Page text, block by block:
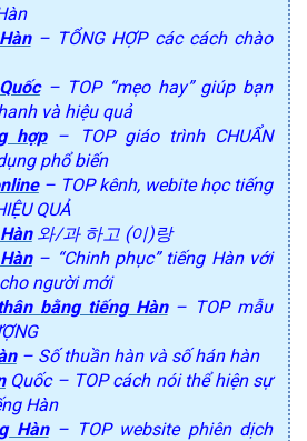
– TỔNG HỢP các cách chào
– TOP “mẹo hay” giúp bạn
và hiệu quả
hợp– TOP giáo trình CHUẨN
phổ biến
– TOP kênh, webite học tiếng
QUẢ
와/과 하고 (이)랑
– “Chinh phục” tiếng Hàn với
người mới
bằng tiếng Hàn– TOP mẫu
– Số thuần hàn và số hán hàn
Quốc – TOP cách nói thể hiện sự
Hàn
Hàn– TOP website phiên dịch